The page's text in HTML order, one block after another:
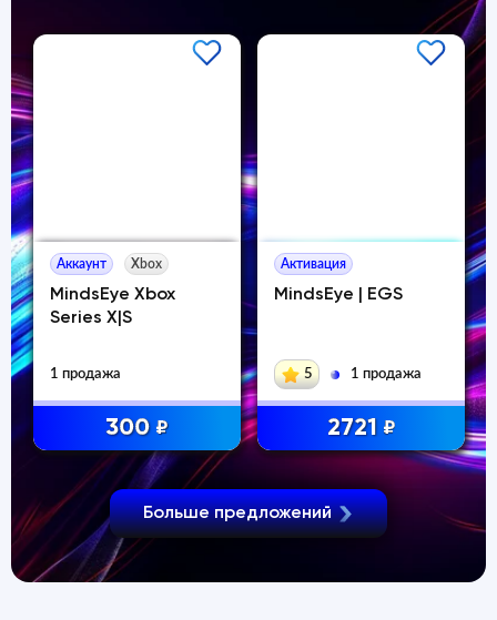
Аккаунт Xbox
MindsEye Xbox
Series X|S
1 продажа
300 ₽
Активация
MindsEye | EGS
5 1 продажа
2721 ₽
Больше предложений